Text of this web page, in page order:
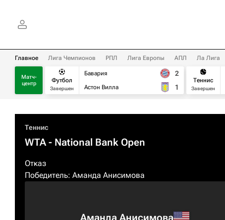
Главное Лига Чемпионов РПЛ Лига Европы АПЛ Ла Лига
Матч-
центр
Футбол
Завершен
Бавария
Астон Вилла
2
1
Теннис
Завершен
Теннис
WTA- National Bank Open
Отказ
Победитель: Аманда Анисимова
Аманда Анисимова